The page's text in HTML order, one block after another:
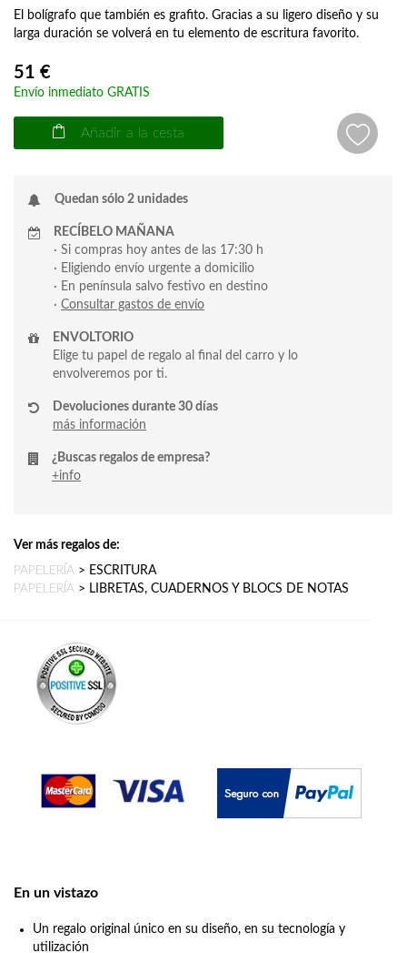
El bolígrafo que también es grafito. Gracias a su ligero diseño y su
larga duración se volverá en tu elemento de escritura favorito.
51 €
Envío inmediato GRATIS
Añadir a la cesta
Quedan sólo 2 unidades
RECÍBELO MAÑANA
· Si compras hoy antes de las 17:30 h
· Eligiendo envío urgente a domicilio
· En península salvo festivo en destino
· Consultar gastos de envío
ENVOLTORIO
Elige tu papel de regalo al final del carro y lo
envolveremos por ti.
Devoluciones durante 30 días
más información
¿Buscas regalos de empresa?
+info
Ver más regalos de:
PAPELERÍA > ESCRITURA
PAPELERÍA > LIBRETAS, CUADERNOS Y BLOCS DE NOTAS
En un vistazo
Un regalo original único en su diseño, en su tecnología y
utilización